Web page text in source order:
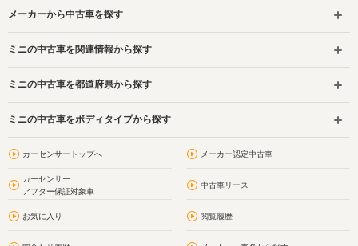
メーカーから中古車を探す
ミニの中古車を関連情報から探す
ミニの中古車を都道府県から探す
ミニの中古車をボディタイプから探す
カーセンサートップへ メーカー認定中古車
カーセンサー
アフター保証対象車
中古車リース
お気に入り 閲覧履歴